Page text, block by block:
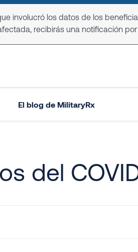
involucró los datos de los
recibirás una notificación
El blog de MilitaryRx
del